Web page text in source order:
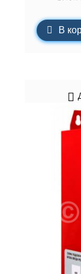
В